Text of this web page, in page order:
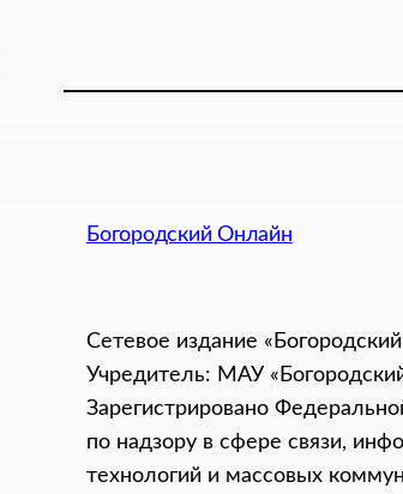
Богородский Онлайн
Сетевое издание
Учредитель: МАУ
Зарегистрировано
по надзору в сфере связи,
технологий и массовых